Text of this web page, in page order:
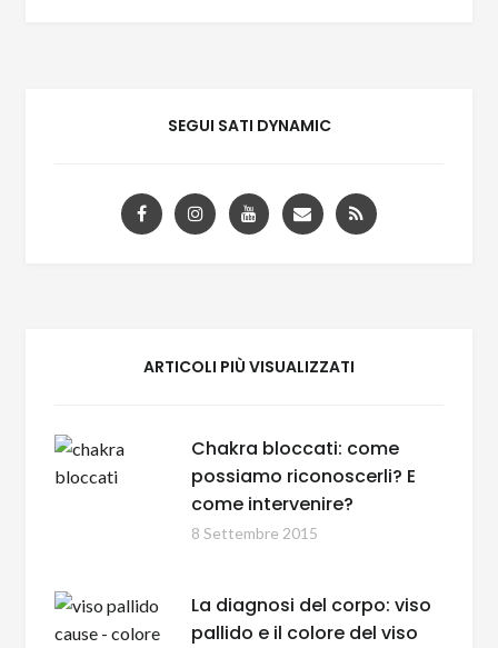
SEGUI SATI DYNAMIC
ARTICOLI PIÙ VISUALIZZATI
Chakra bloccati: come
possiamo riconoscerli? E
come intervenire?
8 Settembre 2015
La diagnosi del corpo: viso
pallido e il colore del viso